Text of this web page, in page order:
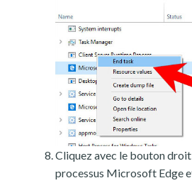
Cliquez avec le bouton droit
processus Microsoft Edge